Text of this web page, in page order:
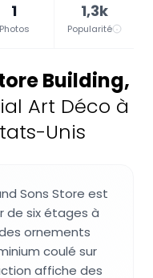
1
Photos
1,3k
Popularité
Building,
Art Déco à
Unis
Sons Store est
de six étages à
ornements
coulé sur
affiche des